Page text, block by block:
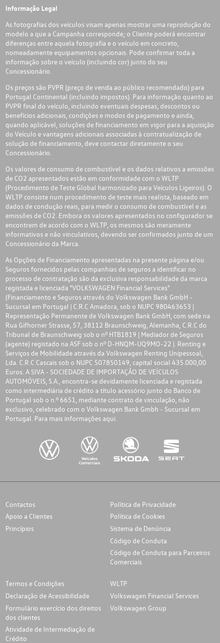
Informação Legal
As fotografias dos veículos visam apenas mostrar uma reprodução do
modelo a que a Campanha corresponde; o Cliente poderá encontrar
diferenças entre aquela fotografia e o veículo em concreto,
nomeadamente equipamentos opcionais. Pode confirmar toda a
informação sobre o veículo (incluindo cor) junto do seu
Concessionário.
Os preços são PVPR (preço de venda ao público recomendado) para
Portugal Continental (incluindo impostos). Para informação quanto ao
PVPR final do veículo, incluindo eventuais despesas, descontos ou
benefícios adicionais, condições e modos de pagamento e ainda,
quando aplicável, soluções de financiamento em vigor para a aquisição
do Veículo e vantagens adicionais associadas à contratualização de
solução de financiamento, deve contactar diretamente o seu
Concessionário.
Os valores de consumo de combustível e os dados relativos a emissões
de CO2 apresentados estão em conformidade com o WLTP
(Procedimento de Teste Global harmonizado para Veículos Ligeiros). O
WLTP consiste num procedimento de teste mais realista, baseado em
dados de condução reais, para medir o consumo de combustível e as
emissões de CO2. Embora os valores apresentados no configurador se
encontrem de acordo com o WLTP, os mesmos são meramente
informativos e não vinculativos, devendo ser confirmados junto de um
Concessionário da Marca.
As Opções de Financiamento apresentadas na presente página e/ou
Seguros fornecidos pelas companhias de seguros a identificar no
processo de contratação são da exclusiva responsabilidade da marca
registada e licenciada "VOLKSWAGEN Financial Services"
(Financiamento e Seguros através do Volkswagen Bank GmbH -
Sucursal em Portugal | C.R.C Amadora, sob o NUPC 980463653 |
Representação Permanente de Volkswagen Bank GmbH, com sede na
Rua Gifhorner Strasse, 57, 38112 Braunschweig, Alemanha, C.R.C do
Tribunal de Braunschweig sob o nº HTB1819 | Mediador de Seguros
(agente) registado na ASF sob o nº D-HNQM-UQ9MO-22 |. Renting e
Serviços de Mobilidade através da Volkswagen Renting Unipessoal,
Lda. C.R.C Cascais sob o NUPC 507850149, capital social 435.000,00
Euros. A SIVA - SOCIEDADE DE IMPORTAÇÃO DE VEÍCULOS
AUTOMÓVEIS, S.A., encontra-se devidamente licenciada e registada
como intermediária de crédito a título acessório junto do Banco de
Portugal sob o n.º 6651, mediante contrato de vinculação, não
exclusivo, celebrado com o Volkswagen Bank Gmbh - Sucursal em
Portugal. Para mais informações aqui.
Contactos
Apoio a Clientes
Princípios
Política de Privacidade
Política de Cookies
Sistema de Denúncia
Código de Conduta
Código de Conduta para Parceiros
Comerciais
Termos e Condições
Declaração de Acessibilidade
Formulário exercício dos direitos
dos clientes
Atividade de Intermediação de
Crédito
WLTP
Volkswagen Financial Services
Volkswagen Group